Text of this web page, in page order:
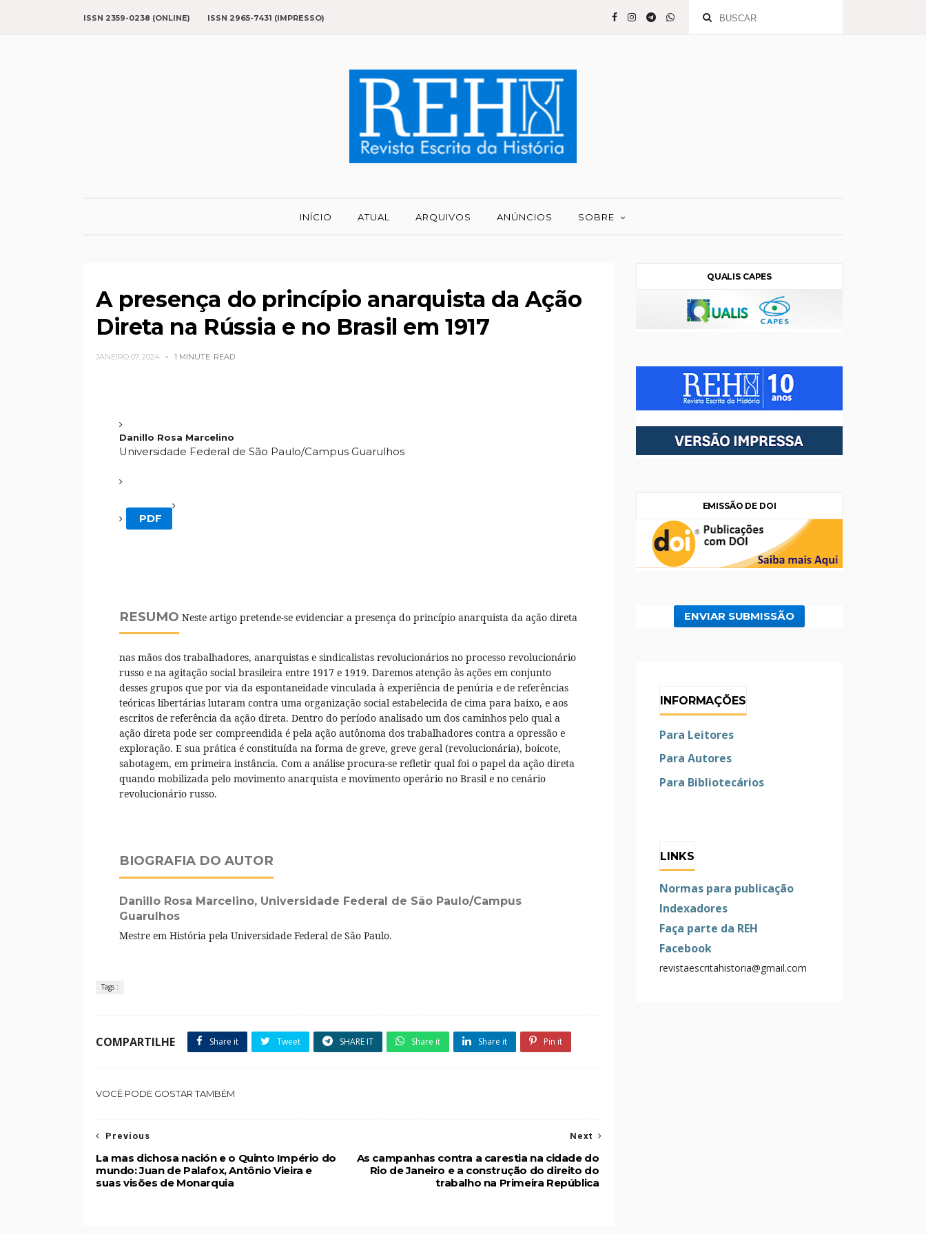
ISSN 2359-0238 (ONLINE) ISSN 2965-7431 (IMPRESSO)
INÍCIO ATUAL ARQUIVOS ANÚNCIOS SOBRE
A presença do princípio anarquista da Ação
Direta na Rússia e no Brasil em 1917
JANEIRO 07, 2024 1 MINUTE READ
Danillo Rosa Marcelino
Universidade Federal de São Paulo/Campus Guarulhos
PDF
RESUMO Neste artigo pretende-se evidenciar a presença do princípio anarquista da ação direta
nas mãos dos trabalhadores, anarquistas e sindicalistas revolucionários no processo revolucionário
russo e na agitação social brasileira entre 1917 e 1919. Daremos atenção às ações em conjunto
desses grupos que por via da espontaneidade vinculada à experiência de penúria e de referências
teóricas libertárias lutaram contra uma organização social estabelecida de cima para baixo, e aos
escritos de referência da ação direta. Dentro do período analisado um dos caminhos pelo qual a
ação direta pode ser compreendida é pela ação autônoma dos trabalhadores contra a opressão e
exploração. E sua prática é constituída na forma de greve, greve geral (revolucionária), boicote,
sabotagem, em primeira instância. Com a análise procura-se refletir qual foi o papel da ação direta
quando mobilizada pelo movimento anarquista e movimento operário no Brasil e no cenário
revolucionário russo.
BIOGRAFIA DO AUTOR
Danillo Rosa Marcelino, Universidade Federal de São Paulo/Campus
Guarulhos
Mestre em História pela Universidade Federal de São Paulo.
Tags :
COMPARTILHE Share it Tweet SHARE IT Share it Share it Pin it
VOCÊ PODE GOSTAR TAMBÉM
Next
As campanhas contra a carestia na cidade do
Rio de Janeiro e a construção do direito do
trabalho na Primeira República
Previous
La mas dichosa nación e o Quinto Império do
mundo: Juan de Palafox, Antônio Vieira e
suas visões de Monarquia
QUALIS CAPES
EMISSÃO DE DOI
ENVIAR SUBMISSÃO
INFORMAÇÕES
Para Leitores
Para Autores
Para Bibliotecários
LINKS
Normas para publicação
Indexadores
Faça parte da REH
Facebook
revistaescritahistoria@gmail.com